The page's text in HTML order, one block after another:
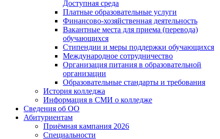
Доступная среда
Платные образовательные услуги
Финансово-хозяйственная деятельность
Вакантные места для приема (перевода)
обучающихся
Стипендии и меры поддержки обучающихся
Международное сотрудничество
Организация питания в образовательной
организации
Образовательные стандарты и требования
История колледжа
Информация в СМИ о колледже
Сведения об ОО
Абитуриентам
Приёмная кампания 2026
Специальности